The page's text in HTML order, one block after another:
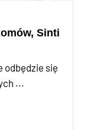
Sinti
odbędzie się
...